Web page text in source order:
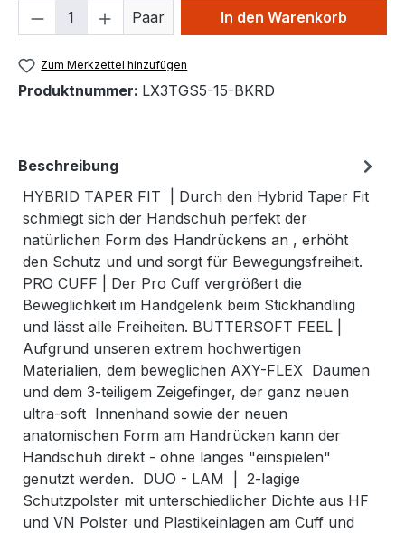
Produkt Anzahl: Gib den
Paar In den Warenkorb
Zum Merkzettel hinzufügen
Produktnummer: LX3TGS5-15-BKRD
Beschreibung
HYBRID TAPER FIT | Durch den Hybrid Taper Fit
schmiegt sich der Handschuh perfekt der
natürlichen Form des Handrückens an , erhöht
den Schutz und und sorgt für Bewegungsfreiheit.
PRO CUFF | Der Pro Cuff vergrößert die
Beweglichkeit im Handgelenk beim Stickhandling
und lässt alle Freiheiten. BUTTERSOFT FEEL |
Aufgrund unseren extrem hochwertigen
Materialien, dem beweglichen AXY-FLEX Daumen
und dem 3-teiligem Zeigefinger, der ganz neuen
ultra-soft Innenhand sowie der neuen
anatomischen Form am Handrücken kann der
Handschuh direkt - ohne langes "einspielen"
genutzt werden. DUO - LAM | 2-lagige
Schutzpolster mit unterschiedlicher Dichte aus HF
und VN Polster und Plastikeinlagen am Cuff und